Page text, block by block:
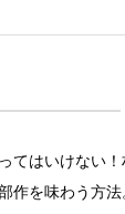
てはいけない
作を味わう方法